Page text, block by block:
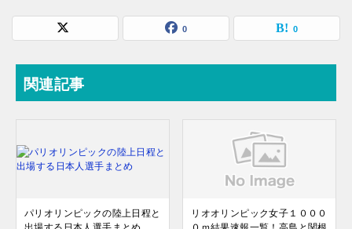
0 0
関連記事
パリオリンピックの陸上日程と
リオオリンピック女子１０００